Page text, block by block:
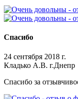
Спасибо
24 сентября 2018 г.
Кладько А.В. г.Днепр
Спасибо за